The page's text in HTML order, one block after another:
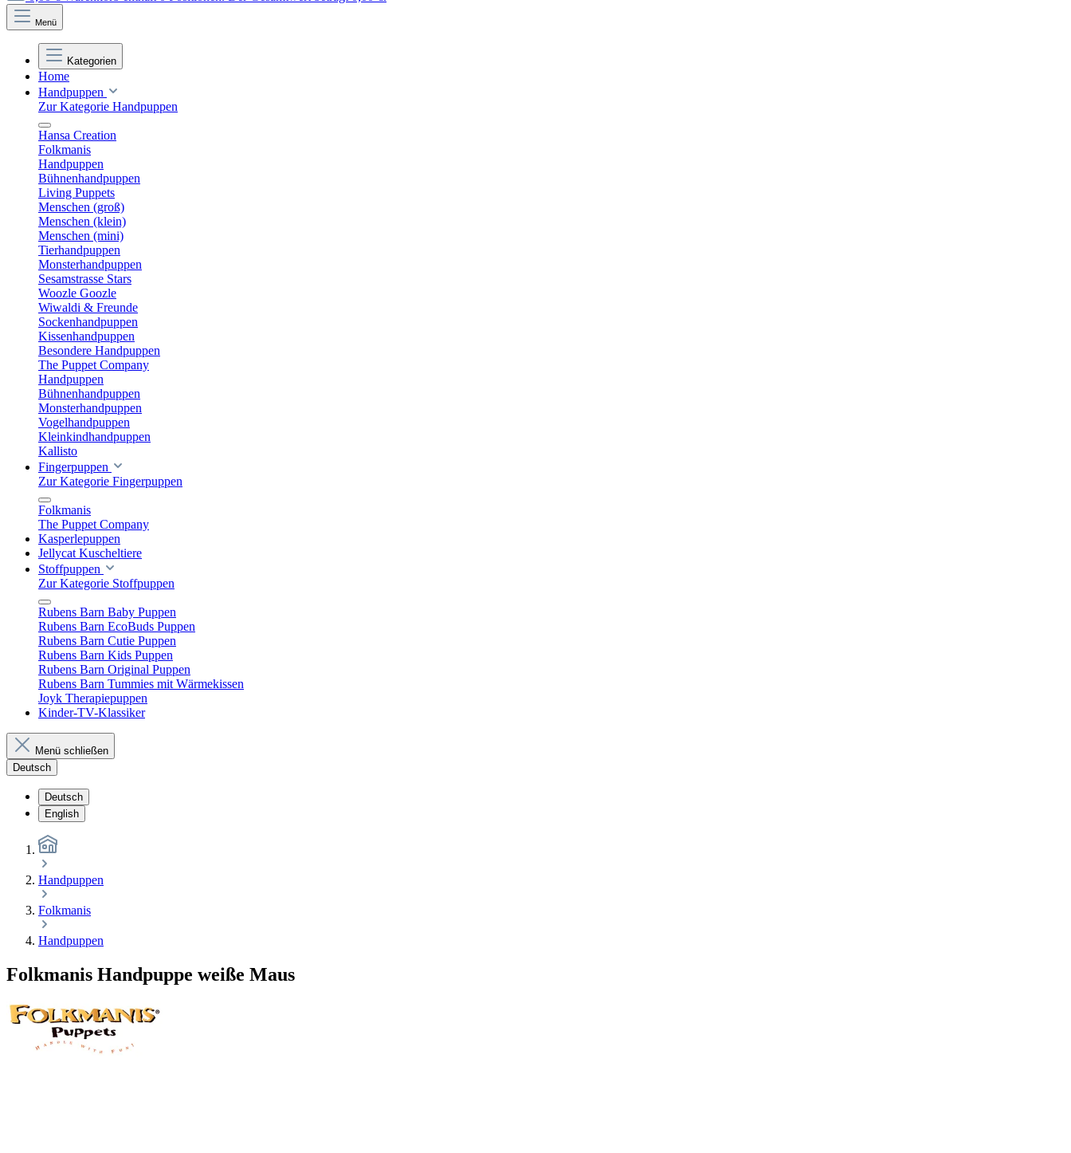
Menü
Kategorien
Home
Handpuppen
Zur Kategorie Handpuppen
Hansa Creation
Folkmanis
Handpuppen
Bühnenhandpuppen
Living Puppets
Menschen (groß)
Menschen (klein)
Menschen (mini)
Tierhandpuppen
Monsterhandpuppen
Sesamstrasse Stars
Woozle Goozle
Wiwaldi & Freunde
Sockenhandpuppen
Kissenhandpuppen
Besondere Handpuppen
The Puppet Company
Handpuppen
Bühnenhandpuppen
Monsterhandpuppen
Vogelhandpuppen
Kleinkindhandpuppen
Kallisto
Fingerpuppen
Zur Kategorie Fingerpuppen
Folkmanis
The Puppet Company
Kasperlepuppen
Jellycat Kuscheltiere
Stoffpuppen
Zur Kategorie Stoffpuppen
Rubens Barn Baby Puppen
Rubens Barn EcoBuds Puppen
Rubens Barn Cutie Puppen
Rubens Barn Kids Puppen
Rubens Barn Original Puppen
Rubens Barn Tummies mit Wärmekissen
Joyk Therapiepuppen
Kinder-TV-Klassiker
Menü schließen
Deutsch
Deutsch
English
Handpuppen
Folkmanis
Handpuppen
Folkmanis Handpuppe weiße Maus